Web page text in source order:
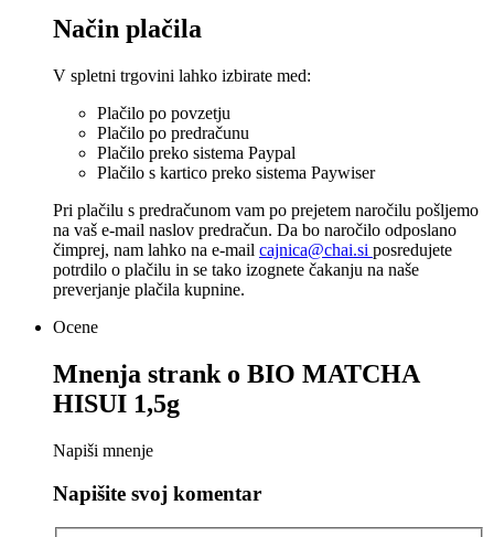
Način plačila
V spletni trgovini lahko izbirate med:
Plačilo po povzetju
Plačilo po predračunu
Plačilo preko sistema Paypal
Plačilo s kartico preko sistema Paywiser
Pri plačilu s predračunom vam po prejetem naročilu pošljemo
na vaš e-mail naslov predračun. Da bo naročilo odposlano
čimprej, nam lahko na e-mail cajnica@chai.si posredujete
potrdilo o plačilu in se tako izognete čakanju na naše
preverjanje plačila kupnine.
Ocene
Mnenja strank o BIO MATCHA
HISUI 1,5g
Napiši mnenje
Napišite svoj komentar